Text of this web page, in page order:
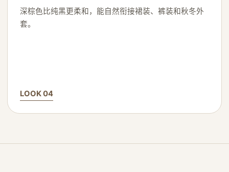
深棕色比纯黑更柔和，能自然衔接裙装、裤装和秋冬外
套。
LOOK 04